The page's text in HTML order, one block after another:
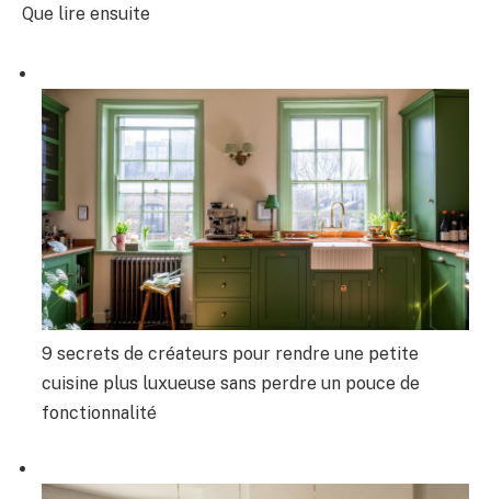
Que lire ensuite
9 secrets de créateurs pour rendre une petite
cuisine plus luxueuse sans perdre un pouce de
fonctionnalité